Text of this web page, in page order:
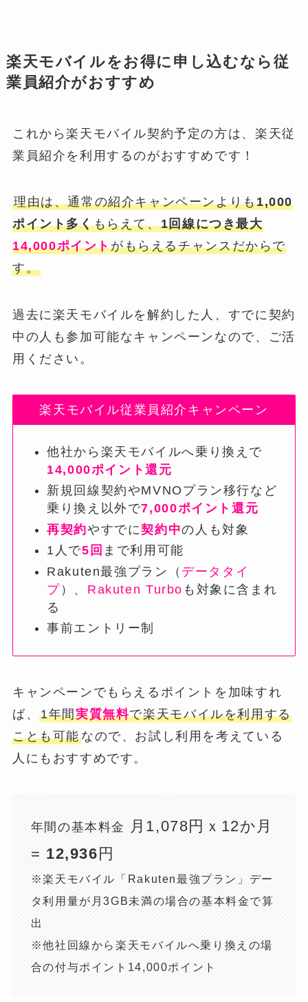
楽天モバイルをお得に申し込むなら従
業員紹介がおすすめ
これから楽天モバイル契約予定の方は、楽天従
業員紹介を利用するのがおすすめです！
理由は、通常の紹介キャンペーンよりも1,000
ポイント多くもらえて、1回線につき最大
14,000ポイントがもらえるチャンスだからで
す。
過去に楽天モバイルを解約した人、すでに契約
中の人も参加可能なキャンペーンなので、ご活
用ください。
楽天モバイル従業員紹介キャンペーン
他社から楽天モバイルへ乗り換えで
14,000ポイント還元
新規回線契約やMVNOプラン移行など
乗り換え以外で7,000ポイント還元
再契約やすでに契約中の人も対象
1人で5回 まで利用可能
Rakuten最強プラン（ データタイ
プ ）、 Rakuten Turbo も対象に含まれ
る
事前エントリー制
キャンペーンでもらえるポイントを加味すれ
ば、1年間実質無料で楽天モバイルを利用する
ことも可能なので、お試し利用を考えている
人にもおすすめです。
年間の基本料金
月1,078円ｘ12か月
= 12,936 円
※楽天モバイル「Rakuten最強プラン」デー
タ利用量が月3GB未満の場合の基本料金で算
出
※他社回線から楽天モバイルへ乗り換えの場
合の付与ポイント14,000ポイント